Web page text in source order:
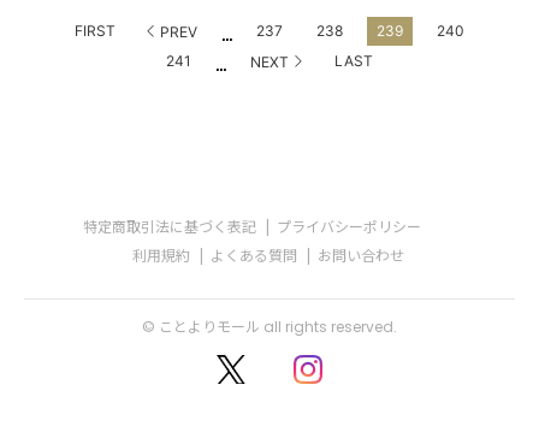
FIRST PREV ... 237 238 239
240
241
... NEXT LAST
特定商取引法に基づく表記
プライバシーポリシー
利用規約
よくある質問 お問い合わせ
© ことよりモール all rights reserved.